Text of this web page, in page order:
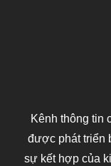
Kênh thông tin
được phát triển
sự kết hợp của